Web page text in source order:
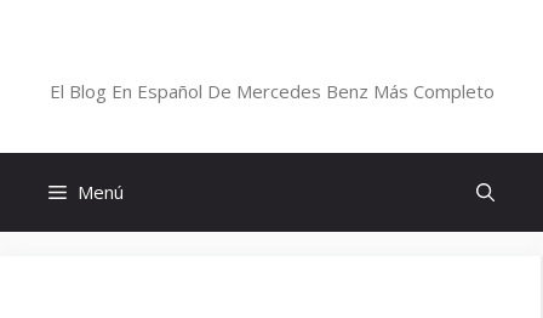
El Blog En Español De Mercedes Benz Más Completo
Menú